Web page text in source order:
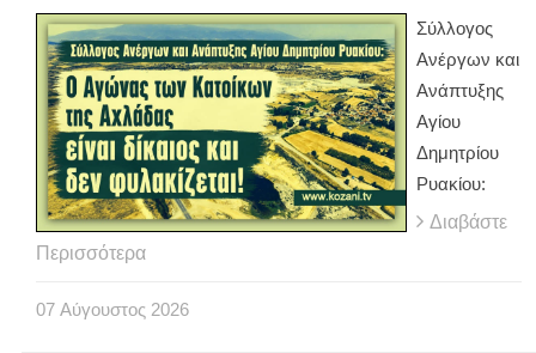
Σύλλογος
Ανέργων και
Ανάπτυξης
Αγίου
Δημητρίου
Ρυακίου:
Διαβάστε
Περισσότερα
07 Αύγουστος 2026